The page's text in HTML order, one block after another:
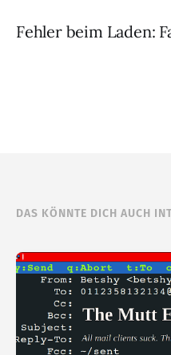
Fehler beim Laden:
DAS KÖNNTE DICH AUCH